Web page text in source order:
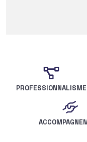
PROFESSIONNALISME